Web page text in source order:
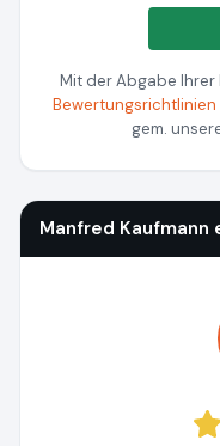
Mit der Abgabe
Bewertungsrichtlinien
gem.
Manfred Kaufmann